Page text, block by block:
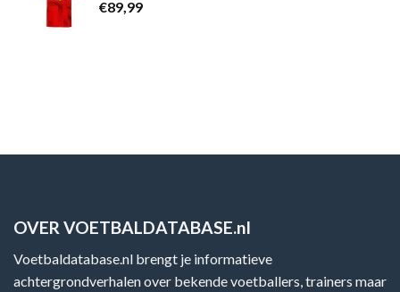
€89,99
OVER VOETBALDATABASE.nl
Voetbaldatabase.nl brengt je informatieve
achtergrondverhalen over bekende voetballers, trainers maar